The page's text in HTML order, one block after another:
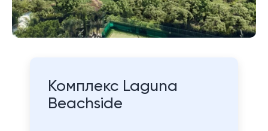
Комплекс Laguna
Beachside